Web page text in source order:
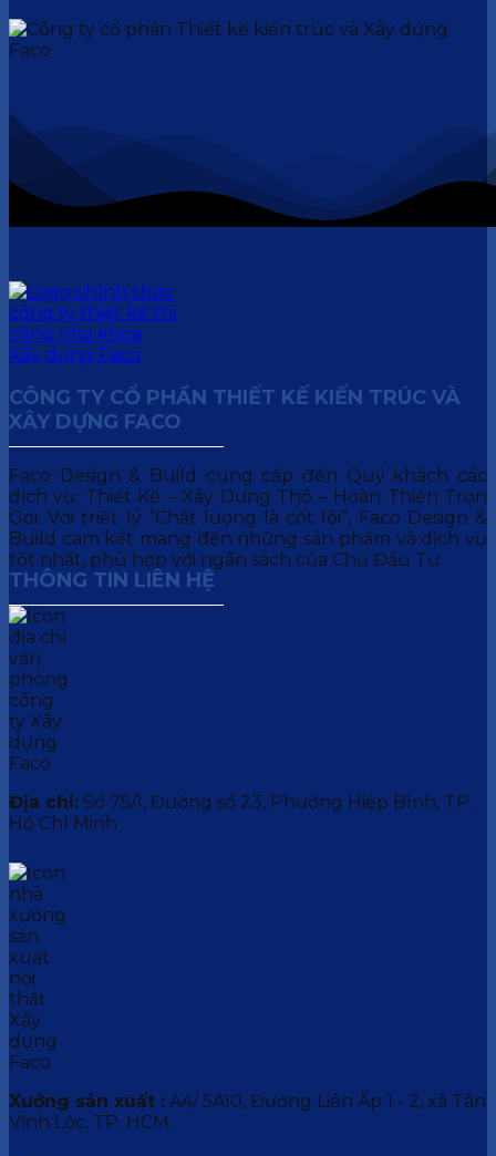
CÔNG TY CỔ PHẦN THIẾT KẾ KIẾN TRÚC VÀ
XÂY DỰNG FACO
Faco Design & Build cung cấp đến Quý khách các
dịch vụ: Thiết Kế – Xây Dựng Thô – Hoàn Thiện Trọn
Gói. Với triết lý “Chất lượng là cốt lõi”, Faco Design &
Build cam kết mang đến những sản phẩm và dịch vụ
tốt nhất, phù hợp với ngân sách của Chủ Đầu Tư.
THÔNG TIN LIÊN HỆ
Địa chỉ: Số 75/1, Đường số 23, Phường Hiệp Bình, TP.
Hồ Chí Minh
Xưởng sản xuất : A4/ 5A10, Đường Liên Ấp 1 - 2, xã Tân
Vĩnh Lộc, TP. HCM.